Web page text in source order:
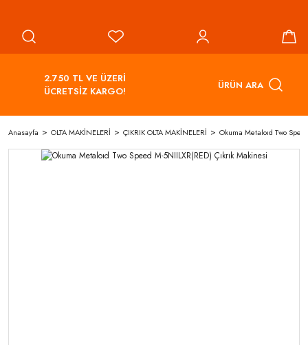
2.750 TL VE ÜZERİ
ÜCRETSİZ KARGO!
ÜRÜN ARA
Anasayfa OLTA MAKİNELERİ ÇIKRIK OLTA MAKİNELERİ Okuma Metaloıd Two